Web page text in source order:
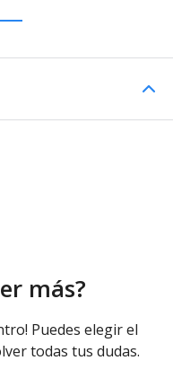
más?
Puedes elegir el
todas tus dudas.